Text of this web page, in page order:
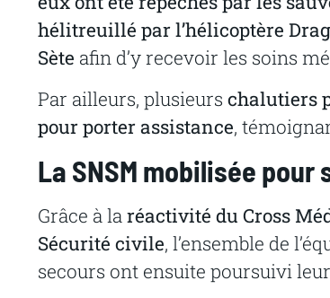
hélitreuillé par l’hélicoptère
Sète afin d’y recevoir les soins
Par ailleurs, plusieurs chalutiers
pour porter assistance,
La SNSM mobilisée pour
Grâce à laréactivité du Cross
Sécurité civile, l’ensemble de
secours ont ensuite poursuivi